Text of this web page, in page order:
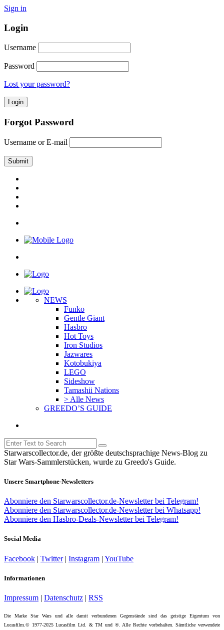
Sign in
Login
Username
Password
Lost your password?
Forgot Password
Username or E-mail
NEWS
Funko
Gentle Giant
Hasbro
Hot Toys
Iron Studios
Jazwares
Kotobukiya
LEGO
Sideshow
Tamashii Nations
> Alle News
GREEDO’S GUIDE
Starwarscollector.de, der größte deutschsprachige News-Blog zu
Star Wars-Sammlerstücken, wurde zu Greedo's Guide.
Unsere Smartphone-Newsletters
Abonniere den Starwarscollector.de-Newsletter bei Telegram!
Abonniere den Starwarscollector.de-Newsletter bei Whatsapp!
Abonniere den Hasbro-Deals-Newsletter bei Telegram!
Social Media
Facebook | Twitter| Instagram | YouTube
Informationen
Impressum | Datenschutz | RSS
Die Marke Star Wars und alle damit verbundenen Gegenstände sind das geistige Eigentum von
Lucasfilm.© 1977-2025 Lucasfilm Ltd. & TM und ®. Alle Rechte vorbehalten. Sämtliche verwendete